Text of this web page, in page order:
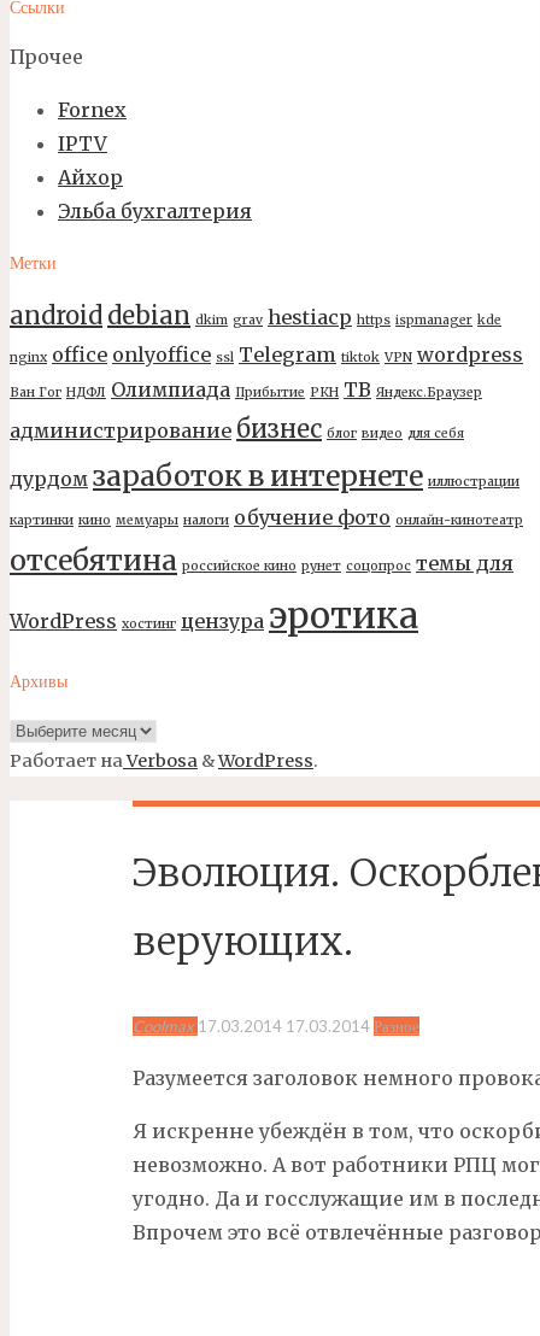
Ссылки
Прочее
Fornex
IPTV
Айхор
Эльба бухгалтерия
Метки
android debian dkim grav hestiacp https ispmanager kde
nginx office onlyoffice ssl Telegram tiktok VPN wordpress
Ван Гог НДФЛ Олимпиада Прибытие РКН ТВ Яндекс.Браузер
администрирование бизнес блог видео для себя
дурдом заработок в интернете иллюстрации
картинки кино мемуары налоги обучение фото онлайн-кинотеатр
отсебятина российское кино рунет соцопрос темы для
WordPress хостинг цензура эротика
Архивы
Архивы
Работает наVerbosa &WordPress.
Эволюция.
верующих.
Coolmax 17.03.2014 17.03.2014 Разное
Разумеется заголовок немного
Я искренне убеждён в том, что
невозможно. А вот работники РПЦ
угодно. Да и госслужащие им в
Впрочем это всё отвлечённые